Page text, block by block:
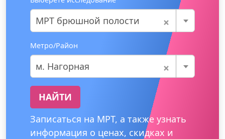
×
МРТ брюшной полости
Метро/Район
×
м. Нагорная
НАЙТИ
Записаться на МРТ, а также узнать
информация о ценах, скидках и